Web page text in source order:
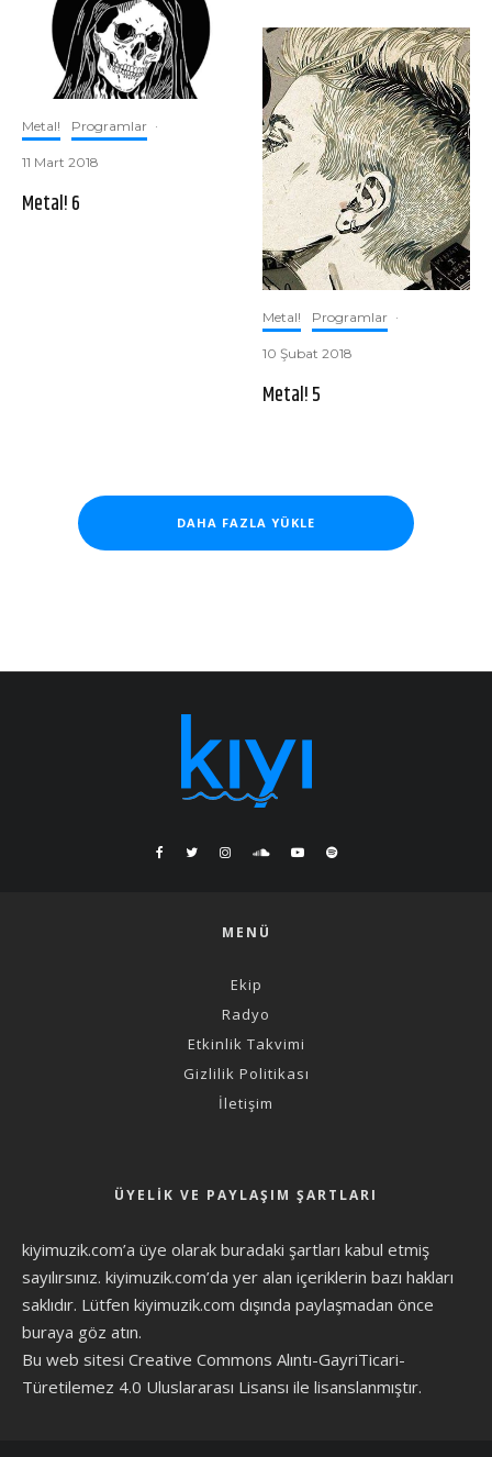
Metal! Programlar ·
11 Mart 2018
Metal! 6
Metal! Programlar ·
10 Şubat 2018
Metal! 5
DAHA FAZLA YÜKLE
MENÜ
Ekip
Radyo
Etkinlik Takvimi
Gizlilik Politikası
İletişim
ÜYELIK VE PAYLAŞIM ŞARTLARI
kiyimuzik.com’a üye olarak buradaki şartları kabul etmiş
sayılırsınız. kiyimuzik.com’da yer alan içeriklerin bazı hakları
saklıdır. Lütfen kiyimuzik.com dışında paylaşmadan önce
buraya göz atın.
Bu web sitesi Creative Commons Alıntı-GayriTicari-
Türetilemez 4.0 Uluslararası Lisansı ile lisanslanmıştır.